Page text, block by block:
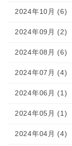
2024年10月 (6)
2024年09月 (2)
2024年08月 (6)
2024年07月 (4)
2024年06月 (1)
2024年05月 (1)
2024年04月 (4)